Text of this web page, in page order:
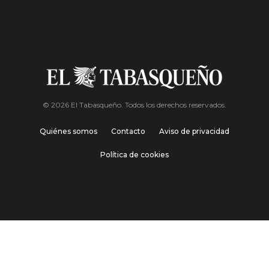
© 2026 El Tabasqueño. Todos los derechos reservados.
Quiénes somos Contacto Aviso de privacidad
Política de cookies